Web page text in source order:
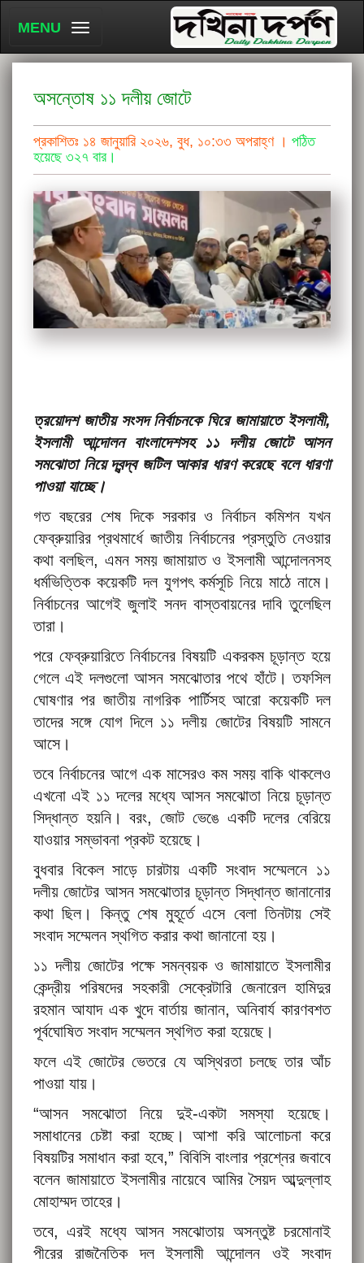
MENU
অসন্তোষ ১১ দলীয় জোটে
প্রকাশিতঃ ১৪ জানুয়ারি ২০২৬, বুধ, ১০:৩৩ অপরাহ্ণ । পঠিত
হয়েছে ৩২৭ বার।
ত্রয়োদশ জাতীয় সংসদ নির্বাচনকে ঘিরে জামায়াতে ইসলামী,
ইসলামী আন্দোলন বাংলাদেশসহ ১১ দলীয় জোটে আসন
সমঝোতা নিয়ে দ্বন্দ্ব জটিল আকার ধারণ করেছে বলে ধারণা
পাওয়া যাচ্ছে।
গত বছরের শেষ দিকে সরকার ও নির্বাচন কমিশন যখন
ফেব্রুয়ারির প্রথমার্ধে জাতীয় নির্বাচনের প্রস্তুতি নেওয়ার
কথা বলছিল, এমন সময় জামায়াত ও ইসলামী আন্দোলনসহ
ধর্মভিত্তিক কয়েকটি দল যুগপৎ কর্মসূচি নিয়ে মাঠে নামে।
নির্বাচনের আগেই জুলাই সনদ বাস্তবায়নের দাবি তুলেছিল
তারা।
পরে ফেব্রুয়ারিতে নির্বাচনের বিষয়টি একরকম চূড়ান্ত হয়ে
গেলে এই দলগুলো আসন সমঝোতার পথে হাঁটে। তফসিল
ঘোষণার পর জাতীয় নাগরিক পার্টিসহ আরো কয়েকটি দল
তাদের সঙ্গে যোগ দিলে ১১ দলীয় জোটের বিষয়টি সামনে
আসে।
তবে নির্বাচনের আগে এক মাসেরও কম সময় বাকি থাকলেও
এখনো এই ১১ দলের মধ্যে আসন সমঝোতা নিয়ে চূড়ান্ত
সিদ্ধান্ত হয়নি। বরং, জোট ভেঙে একটি দলের বেরিয়ে
যাওয়ার সম্ভাবনা প্রকট হয়েছে।
বুধবার বিকেল সাড়ে চারটায় একটি সংবাদ সম্মেলনে ১১
দলীয় জোটের আসন সমঝোতার চূড়ান্ত সিদ্ধান্ত জানানোর
কথা ছিল। কিন্তু শেষ মুহূর্তে এসে বেলা তিনটায় সেই
সংবাদ সম্মেলন স্থগিত করার কথা জানানো হয়।
১১ দলীয় জোটের পক্ষে সমন্বয়ক ও জামায়াতে ইসলামীর
কেন্দ্রীয় পরিষদের সহকারী সেক্রেটারি জেনারেল হামিদুর
রহমান আযাদ এক খুদে বার্তায় জানান, অনিবার্য কারণবশত
পূর্বঘোষিত সংবাদ সম্মেলন স্থগিত করা হয়েছে।
ফলে এই জোটের ভেতরে যে অস্থিরতা চলছে তার আঁচ
পাওয়া যায়।
“আসন সমঝোতা নিয়ে দুই-একটা সমস্যা হয়েছে।
সমাধানের চেষ্টা করা হচ্ছে। আশা করি আলোচনা করে
বিষয়টির সমাধান করা হবে,” বিবিসি বাংলার প্রশ্নের জবাবে
বলেন জামায়াতে ইসলামীর নায়েবে আমির সৈয়দ আব্দুল্লাহ
মোহাম্মদ তাহের।
তবে, এরই মধ্যে আসন সমঝোতায় অসন্তুষ্ট চরমোনাই
পীরের রাজনৈতিক দল ইসলামী আন্দোলন ওই সংবাদ